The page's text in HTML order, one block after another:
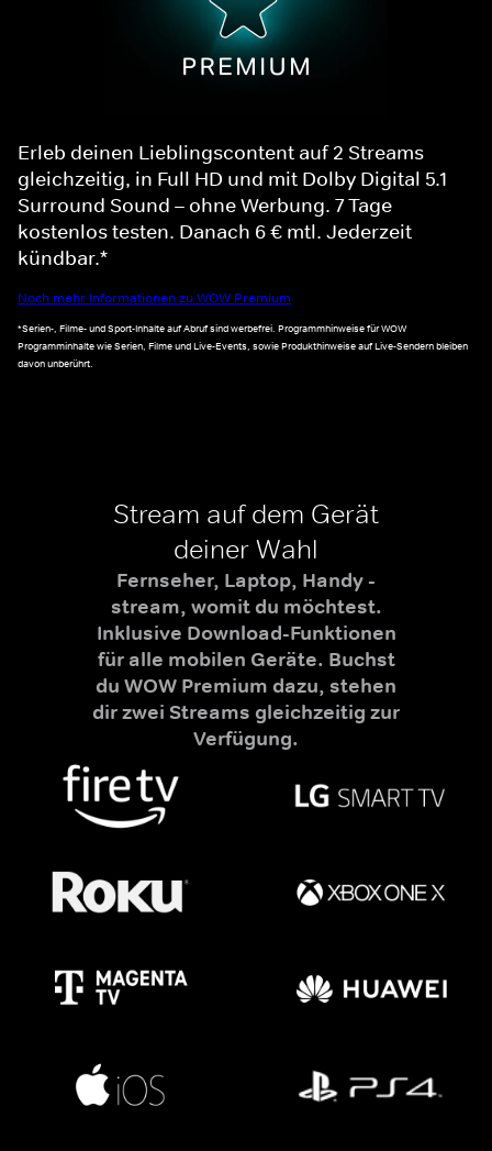
Erleb deinen Lieblingscontent auf 2 Streams
gleichzeitig, in Full HD und mit Dolby Digital 5.1
Surround Sound – ohne Werbung. 7 Tage
kostenlos testen. Danach 6 € mtl. Jederzeit
kündbar.*
Noch mehr Informationen zu WOW Premium
*Serien-, Filme- und Sport-Inhalte auf Abruf sind werbefrei. Programmhinweise für WOW
Programminhalte wie Serien, Filme und Live-Events, sowie Produkthinweise auf Live-Sendern bleiben
davon unberührt.
Stream auf dem Gerät
deiner Wahl
Fernseher, Laptop, Handy -
stream, womit du möchtest.
Inklusive Download-Funktionen
für alle mobilen Geräte. Buchst
du WOW Premium dazu, stehen
dir zwei Streams gleichzeitig zur
Verfügung.